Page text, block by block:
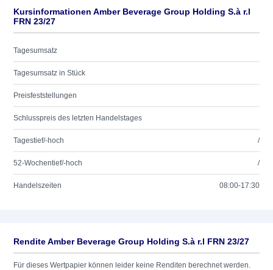
Kursinformationen Amber Beverage Group Holding S.à r.l
FRN 23/27
Tagesumsatz
Tagesumsatz in Stück
Preisfeststellungen
Schlusspreis des letzten Handelstages
Tagestief/-hoch /
52-Wochentief/-hoch /
Handelszeiten 08:00-17:30
Rendite Amber Beverage Group Holding S.à r.l FRN 23/27
Für dieses Wertpapier können leider keine Renditen berechnet werden.